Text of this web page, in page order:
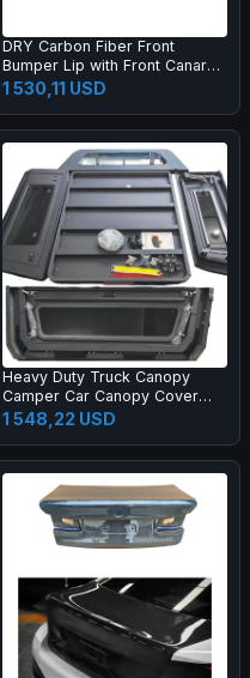
DRY Carbon Fiber Front
Bumper Lip with Front Canards
for Corvette C8 Z06 Coupe 2-
Door 2023 Front Lip
1 530,11 USD
Heavy Duty Truck Canopy
Camper Car Canopy Cover
4x4 Truck Pickup Bed Canopy
1 548,22 USD